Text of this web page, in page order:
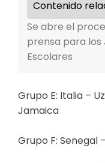
Contenido
Se abre el
prensa para los
Escolares
Grupo E: Italia –
Jamaica
Grupo F: Senegal